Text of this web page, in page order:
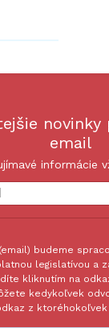
novinky
email
informácie
budeme
legislatívou a
kliknutím na
kedykoľvek
z